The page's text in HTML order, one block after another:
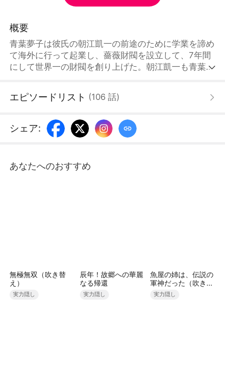
概要
青葉夢子は彼氏の朝江凱一の前途のために学業を諦め
て海外に行って起業し、薔薇財閥を設立して、7年間
にして世界一の財閥を創り上げた。朝江凱一も青葉夢
た。青葉夢子は帰国し、朝江凱一に真実を打ち明け、
した。虚栄心が強い彼は、大勢の前で彼女と別れるこ
とを宣言した。一方、青葉夢子は傳川氏グループの社
する醜態を眺めることに決意した。
エピソードリスト (106 話)
シェア:
あなたへのおすすめ
無極無双（吹き替
え）
実力隠し
辰年！故郷への華麗
なる帰還
実力隠し
魚屋の姉は、伝説の
軍神だった（吹き替
え）
実力隠し